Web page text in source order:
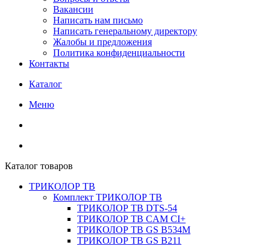
Вакансии
Написать нам письмо
Написать генеральному директору
Жалобы и предложения
Политика конфиденциальности
Контакты
Каталог
Меню
Каталог товаров
ТРИКОЛОР ТВ
Комплект ТРИКОЛОР ТВ
ТРИКОЛОР ТВ DTS-54
ТРИКОЛОР ТВ CAM CI+
ТРИКОЛОР ТВ GS B534M
ТРИКОЛОР ТВ GS B211